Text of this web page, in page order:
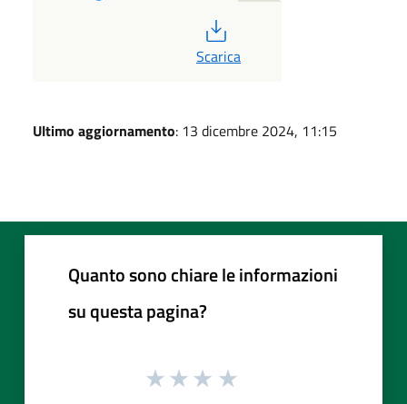
Scarica
Ultimo aggiornamento: 13 dicembre 2024, 11:15
Quanto sono chiare le informazioni
su questa pagina?